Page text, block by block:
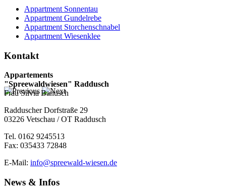
Appartment Sonnentau
Appartment Gundelrebe
Appartment Storchenschnabel
Appartment Wiesenklee
Kontakt
Appartements
"Spreewaldwiesen" Raddusch
Frau Silvia Banusch
Radduscher Dorfstraße 29
03226 Vetschau / OT Raddusch
Tel. 0162 9245513
Fax: 035433 72848
E-Mail: info@spreewald-wiesen.de
News & Infos